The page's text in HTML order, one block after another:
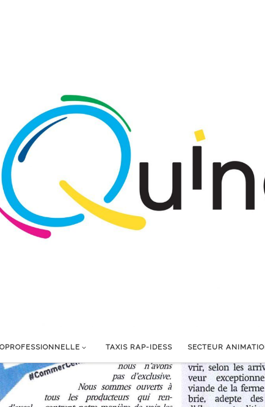
TAXIS RAP-IDESS SECTEUR